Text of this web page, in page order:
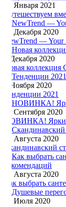
15 Января 2021
Путешествуем
25 Декабря 2020
NewTrend — Your
6 Декабря 2020
Новая коллекция
1 Ноября 2020
Тенденции 2021
13 Сентября 2020
НОВИНКА!
31 Августа 2020
Скандинавский
19 Августа 2020
Как выбрать
27 Июля 2020